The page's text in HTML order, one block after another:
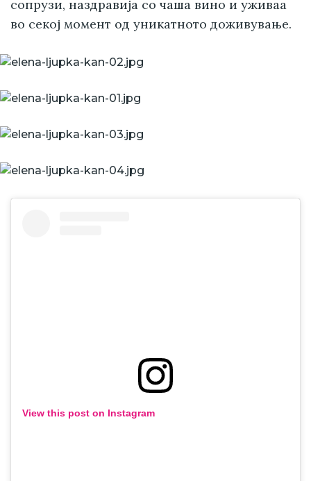
сопрузи, наздравија со чаша вино и уживаа
во секој момент од уникатното доживување.
View this post on Instagram